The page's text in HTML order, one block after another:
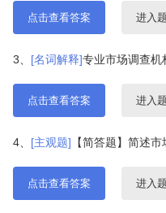
点击查看答案 进入
3、 [名词解释]专业市场调查机
点击查看答案 进入
4、 [主观题] 【简答题】简述
点击查看答案 进入